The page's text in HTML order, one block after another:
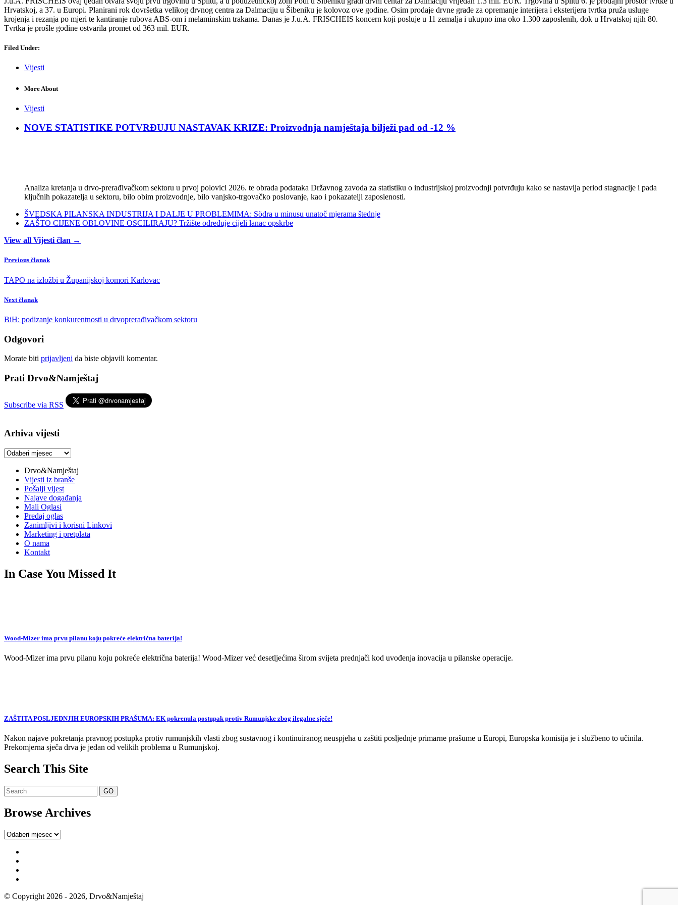
Hrvatskoj, a 37. u Europi. Planirani rok dovršetka velikog drvnog centra za Dalmaciju u Šibeniku je kolovoz ove godine. Osim prodaje drvne građe za opremanje interijera i eksterijera tvrtka pruža usluge
krojenja i rezanja po mjeri te kantiranje rubova ABS-om i melaminskim trakama. Danas je J.u.A. FRISCHEIS koncern koji posluje u 11 zemalja i ukupno ima oko 1.300 zaposlenih, dok u Hrvatskoj njih 80.
Tvrtka je prošle godine ostvarila promet od 363 mil. EUR.
Filed Under:
Vijesti
More About
Vijesti
NOVE STATISTIKE POTVRĐUJU NASTAVAK KRIZE: Proizvodnja namještaja bilježi pad od -12 %
Analiza kretanja u drvo-prerađivačkom sektoru u prvoj polovici 2026. te obrada podataka Državnog zavoda za statistiku o industrijskoj proizvodnji potvrđuju kako se nastavlja period stagnacije i pada
ključnih pokazatelja u sektoru, bilo obim proizvodnje, bilo vanjsko-trgovačko poslovanje, kao i pokazatelji zaposlenosti.
ŠVEDSKA PILANSKA INDUSTRIJA I DALJE U PROBLEMIMA: Södra u minusu unatoč mjerama štednje
ZAŠTO CIJENE OBLOVINE OSCILIRAJU? Tržište određuje cijeli lanac opskrbe
View all Vijesti član →
Previous članak
TAPO na izložbi u Županijskoj komori Karlovac
Next članak
BiH: podizanje konkurentnosti u drvoprerađivačkom sektoru
Odgovori
Morate biti prijavljeni da biste objavili komentar.
Prati Drvo&Namještaj
Subscribe via RSS
Arhiva vijesti
Arhiva
Drvo&Namještaj
Vijesti iz branše
Pošalji vijest
Najave događanja
Mali Oglasi
Predaj oglas
Zanimljivi i korisni Linkovi
Marketing i pretplata
O nama
Kontakt
In Case You Missed It
Wood-Mizer ima prvu pilanu koju pokreće električna baterija!
Wood-Mizer ima prvu pilanu koju pokreće električna baterija! Wood-Mizer već desetljećima širom svijeta prednjači kod uvođenja inovacija u pilanske operacije.
ZAŠTITA POSLJEDNJIH EUROPSKIH PRAŠUMA: EK pokrenula postupak protiv Rumunjske zbog ilegalne sječe!
Nakon najave pokretanja pravnog postupka protiv rumunjskih vlasti zbog sustavnog i kontinuiranog neuspjeha u zaštiti posljednje primarne prašume u Europi, Europska komisija je i službeno to učinila.
Prekomjerna sječa drva je jedan od velikih problema u Rumunjskoj.
Search This Site
Browse Archives
Browse
© Copyright 2026 - 2026, Drvo&Namještaj